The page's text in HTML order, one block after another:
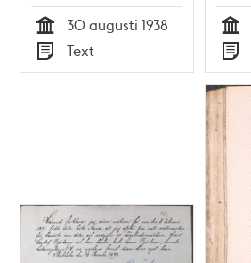
Tid
30 augusti 1938
Typ
Text Tid
Typ